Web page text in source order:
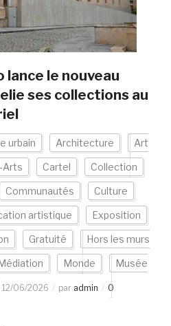
lance le nouveau
ses collections au
urbain Architecture Art
Arts Cartel Collection
Communautés Culture
artistique Exposition
Gratuité Hors les murs
Monde Musée
12/06/2026 par admin
0